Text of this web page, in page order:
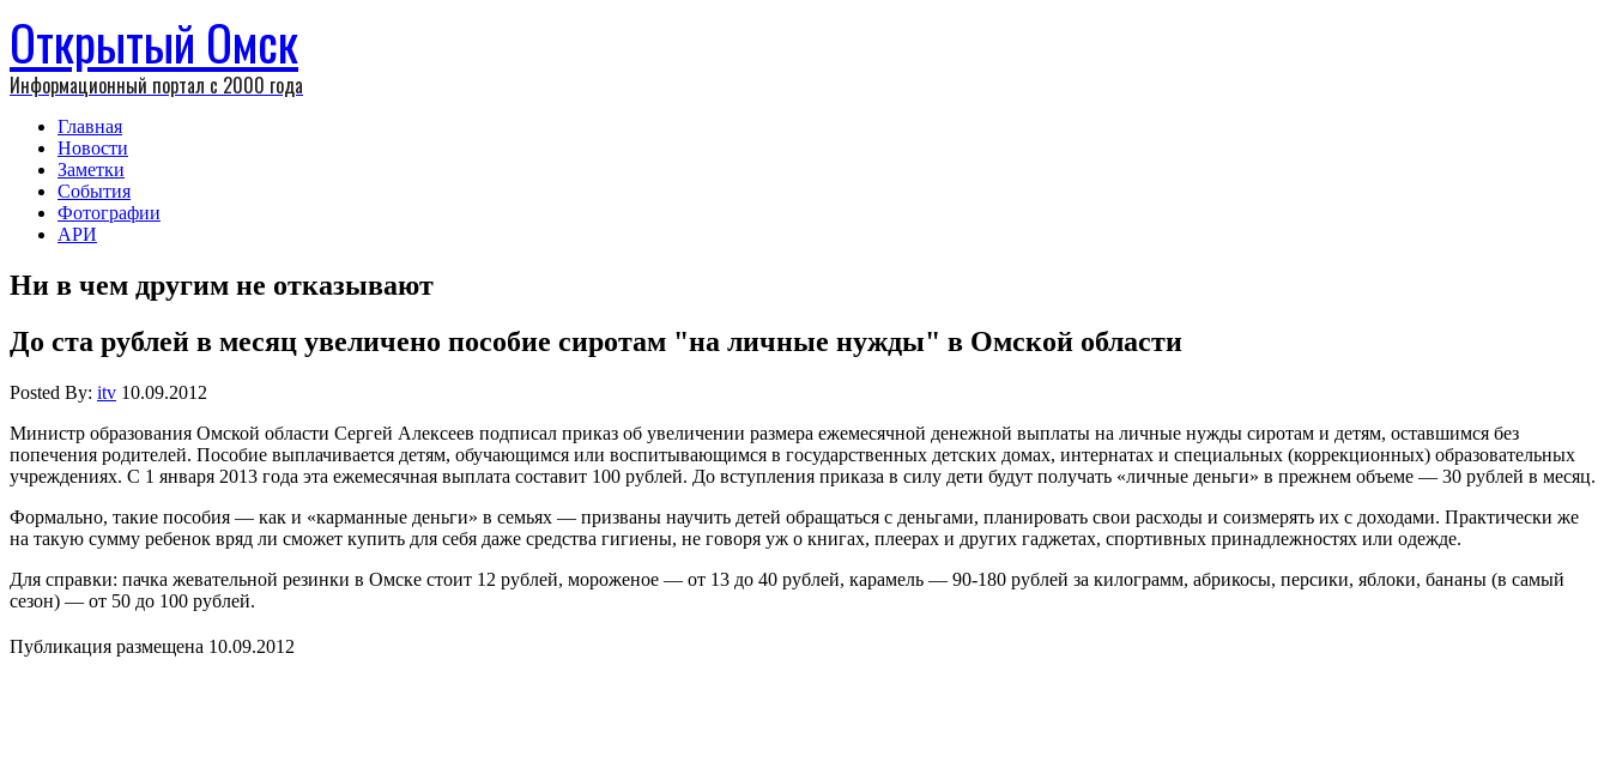
Открытый Омск
Информационный портал с 2000 года
Главная
Новости
Заметки
События
Фотографии
АРИ
Ни в чем другим не отказывают
До ста рублей в месяц увеличено пособие сиротам "на личные нужды" в Омской области
Posted By: itv 10.09.2012
Министр образования Омской области Сергей Алексеев подписал приказ об увеличении размера ежемесячной денежной выплаты на личные нужды сиротам и детям, оставшимся без
попечения родителей. Пособие выплачивается детям, обучающимся или воспитывающимся в государственных детских домах, интернатах и специальных (коррекционных) образовательных
учреждениях. С 1 января 2013 года эта ежемесячная выплата составит 100 рублей. До вступления приказа в силу дети будут получать «личные деньги» в прежнем объеме — 30 рублей в месяц.
Формально, такие пособия — как и «карманные деньги» в семьях — призваны научить детей обращаться с деньгами, планировать свои расходы и соизмерять их с доходами. Практически же
на такую сумму ребенок вряд ли сможет купить для себя даже средства гигиены, не говоря уж о книгах, плеерах и других гаджетах, спортивных принадлежностях или одежде.
Для справки: пачка жевательной резинки в Омске стоит 12 рублей, мороженое — от 13 до 40 рублей, карамель — 90-180 рублей за килограмм, абрикосы, персики, яблоки, бананы (в самый
сезон) — от 50 до 100 рублей.
Публикация размещена 10.09.2012